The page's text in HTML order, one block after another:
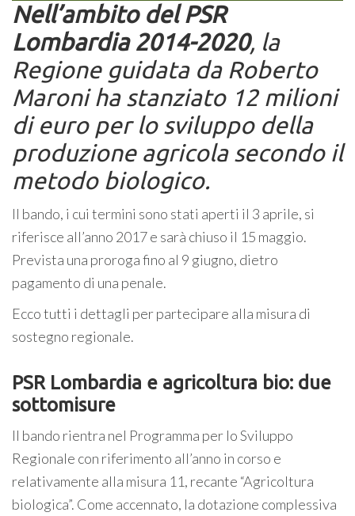
Nell’ambito del PSR
Lombardia 2014-2020, la
Regione guidata da Roberto
Maroni ha stanziato 12 milioni
di euro per lo sviluppo della
produzione agricola secondo il
metodo biologico.
Il bando, i cui termini sono stati aperti il 3 aprile, si
riferisce all’anno 2017 e sarà chiuso il 15 maggio.
Prevista una proroga fino al 9 giugno, dietro
pagamento di una penale.
Ecco tutti i dettagli per partecipare alla misura di
sostegno regionale.
PSR Lombardia e agricoltura bio: due
sottomisure
Il bando rientra nel Programma per lo Sviluppo
Regionale con riferimento all’anno in corso e
relativamente alla misura 11, recante “Agricoltura
biologica”. Come accennato, la dotazione complessiva